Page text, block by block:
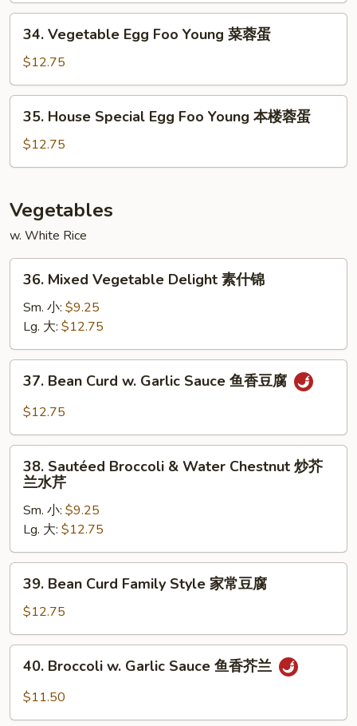
Young
Vegetable
Egg
Foo
Young
34. Vegetable Egg Foo Young 菜蓉蛋
$12.75
House
Special
Egg
Young
本
楼
蓉
35. House Special Egg Foo Young 本楼蓉蛋
$12.75
Vegetables
w. White Rice
Mixed
Vegetable
Delight
素
什
36. Mixed Vegetable Delight 素什锦
Sm. 小: $9.25
Lg. 大: $12.75
Bean
Curd
Garlic
Sauce
37. Bean Curd w. Garlic Sauce 鱼香豆腐
$12.75
Sautéed
Broccoli
Water
Chestnut
炒
芹
38. Sautéed Broccoli & Water Chestnut 炒芥
兰水芹
Sm. 小: $9.25
Lg. 大: $12.75
Bean
Curd
Family
Style
39. Bean Curd Family Style 家常豆腐
$12.75
Broccoli
40. Broccoli w. Garlic Sauce 鱼香芥兰
$11.50